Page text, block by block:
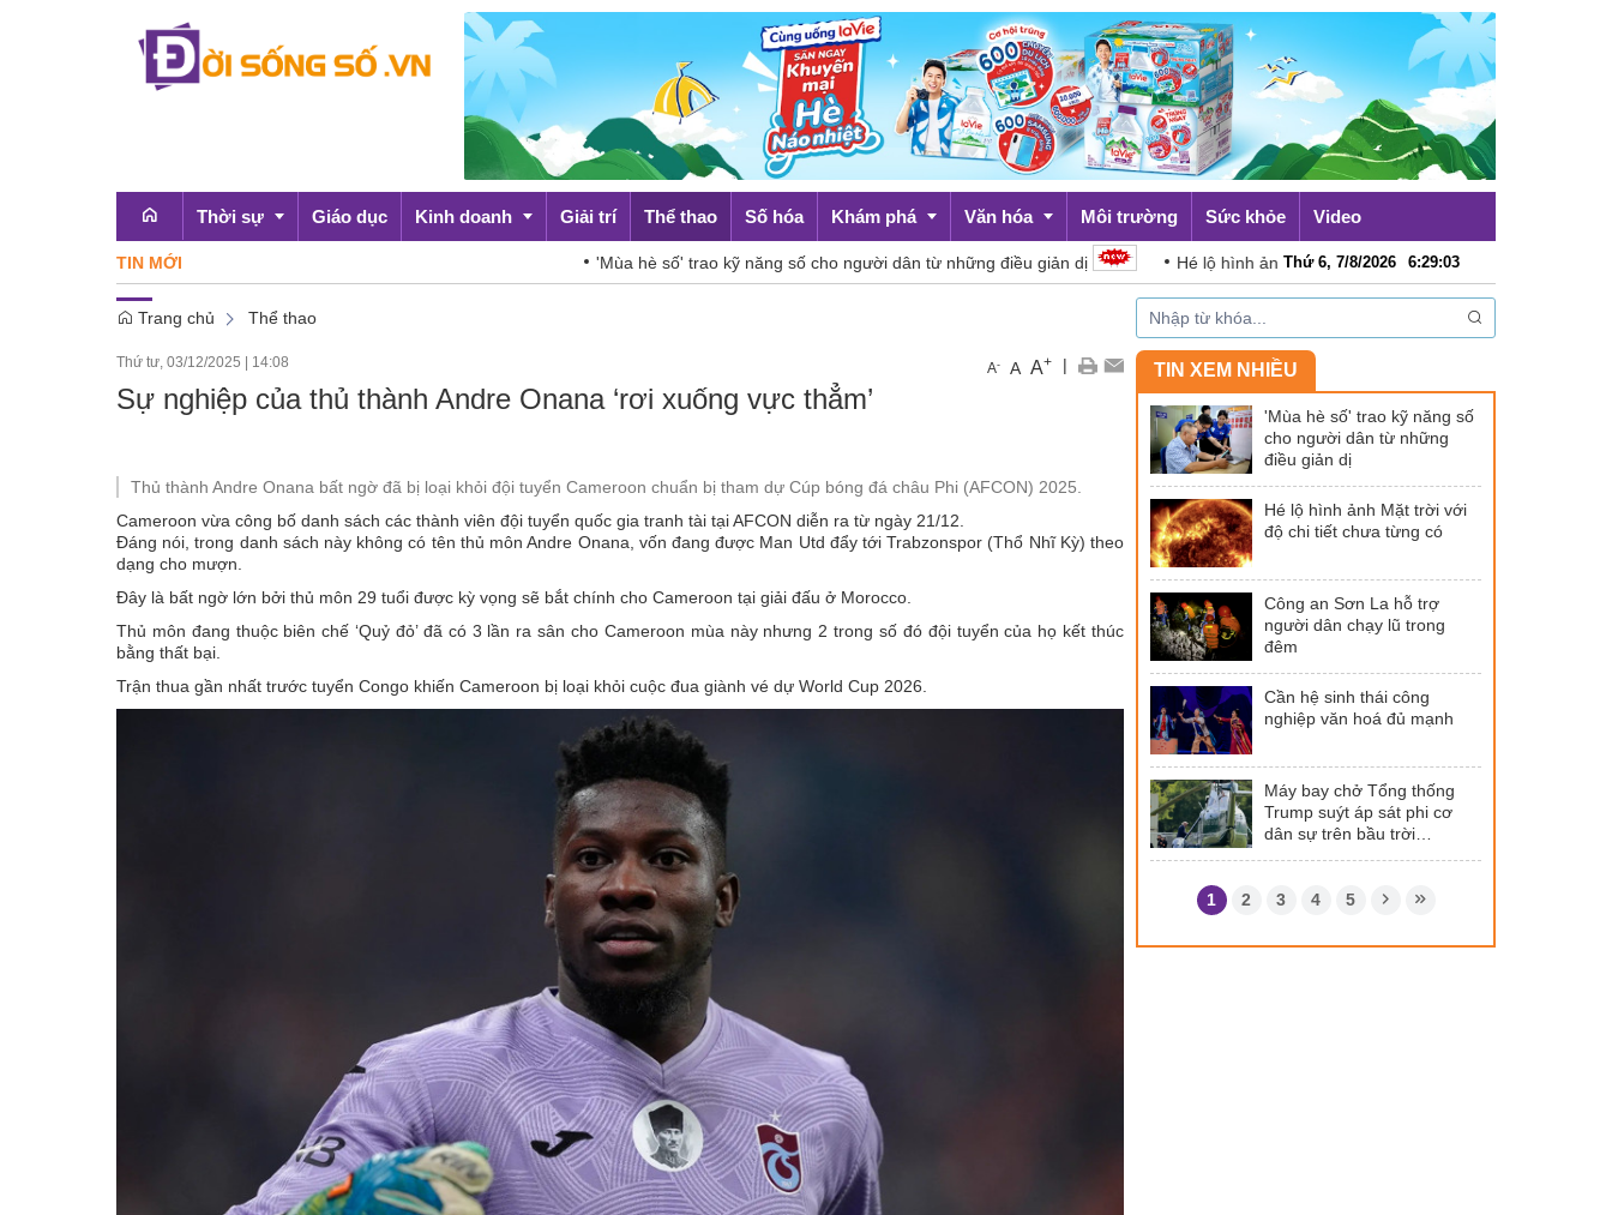
Thời sự
Emagazine
Giáo dục Kinh doanh Giải trí Thể thao Số hóa Khám phá Văn hóa Môi trường Sức khỏe Video
TIN MỚI 'Mùa hè số' trao kỹ năng số cho người dân từ những điều giản dị Hé lộ hình ảnh Mặt trời với độ chi tiết chưa từng có
Thứ 6, 7/8/2026 6:29:04
Trang chủ Thể thao
Thứ tư, 03/12/2025 14:08 A- A A+ |
Sự nghiệp của thủ thành Andre Onana ‘rơi xuống vực thẳm’
Thủ thành Andre Onana bất ngờ đã bị loại khỏi đội tuyển Cameroon chuẩn bị tham dự Cúp bóng đá châu Phi (AFCON) 2025.
Cameroon vừa công bố danh sách các thành viên đội tuyển quốc gia tranh tài tại AFCON diễn ra từ ngày 21/12.
Đáng nói, trong danh sách này không có tên thủ môn Andre Onana, vốn đang được Man Utd đẩy tới Trabzonspor (Thổ Nhĩ Kỳ) theo
dạng cho mượn.
Đây là bất ngờ lớn bởi thủ môn 29 tuổi được kỳ vọng sẽ bắt chính cho Cameroon tại giải đấu ở Morocco.
Thủ môn đang thuộc biên chế ‘Quỷ đỏ’ đã có 3 lần ra sân cho Cameroon mùa này nhưng 2 trong số đó đội tuyển của họ kết thúc
bằng thất bại.
Trận thua gần nhất trước tuyển Congo khiến Cameroon bị loại khỏi cuộc đua giành vé dự World Cup 2026.
TIN XEM NHIỀU
'Mùa hè số' trao kỹ năng số
cho người dân từ những
điều giản dị
Hé lộ hình ảnh Mặt trời với
độ chi tiết chưa từng có
Công an Sơn La hỗ trợ
người dân chạy lũ trong
đêm
Cần hệ sinh thái công
nghiệp văn hoá đủ mạnh
Máy bay chở Tổng thống
Trump suýt áp sát phi cơ
dân sự trên bầu trời
1 2 3 4 5